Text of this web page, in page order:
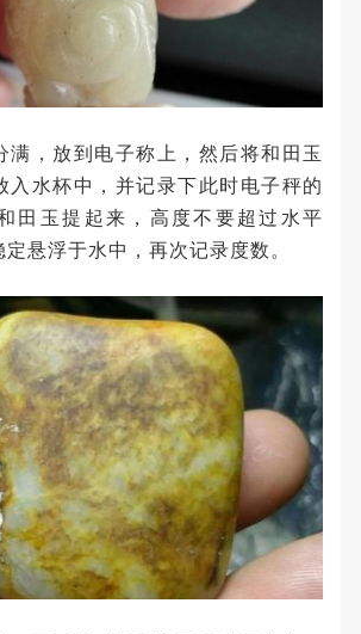
满，放到电子称上，然后将和田玉
入水杯中，并记录下此时电子秤的
田玉提起来，高度不要超过水平
悬浮于水中，再次记录度数。